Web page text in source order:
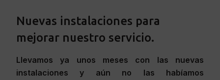
Nuevas instalaciones para
mejorar nuestro servicio.
Llevamos ya unos meses con las nuevas
instalaciones y aún no las habíamos